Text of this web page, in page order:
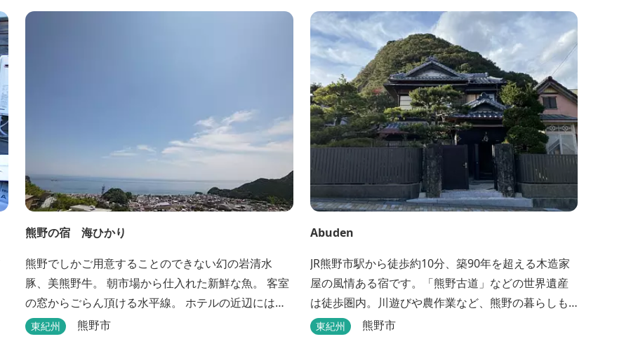
熊野の宿 海ひかり
熊野でしかご用意することのできない幻の岩清水
豚、美熊野牛。 朝市場から仕入れた新鮮な魚。 客室
の窓からごらん頂ける水平線。 ホテルの近辺には世
東紀州 熊野市
Abuden
JR熊野市駅から徒歩約10分、築90年を超える木造家
屋の風情ある宿です。「熊野古道」などの世界遺産
は徒歩圏内。川遊びや農作業など、熊野の暮らしも
楽しめます。
東紀州 熊野市